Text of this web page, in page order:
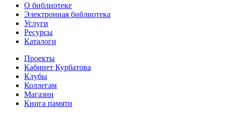
О библиотеке
Электронная библиотека
Услуги
Ресурсы
Каталоги
Проекты
Кабинет Курбатова
Клубы
Коллегам
Магазин
Книга памяти